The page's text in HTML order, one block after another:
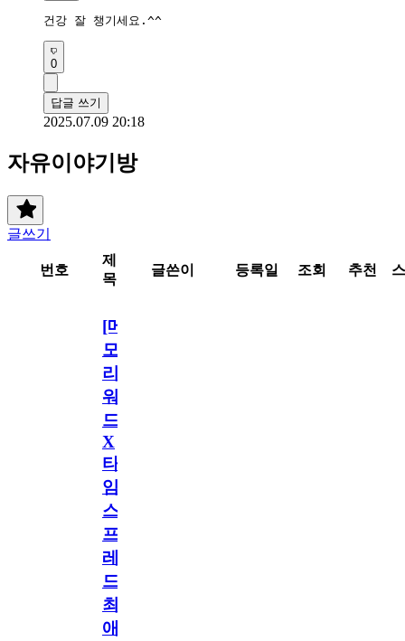
건강 잘 챙기세요.^^
0
답글 쓰기
2025.07.09 20:18
자유이야기방
글쓰기
번호
제
목
글쓴이 등록일 조회 추천
[메
모
리
워
드
X
타
임
스
프
레
드]
최
애